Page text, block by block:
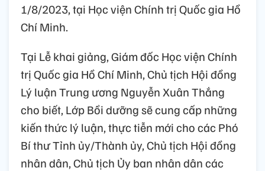
1/8/2023, tại Học viện Chính trị Quốc gia Hồ
Chí Minh.
Tại Lễ khai giảng, Giám đốc Học viện Chính
trị Quốc gia Hồ Chí Minh, Chủ tịch Hội đồng
Lý luận Trung ương Nguyễn Xuân Thắng
cho biết, Lớp Bồi dưỡng sẽ cung cấp những
kiến thức lý luận, thực tiễn mới cho các Phó
Bí thư Tỉnh ủy/Thành ủy, Chủ tịch Hội đồng
nhân dân, Chủ tịch Ủy ban nhân dân các